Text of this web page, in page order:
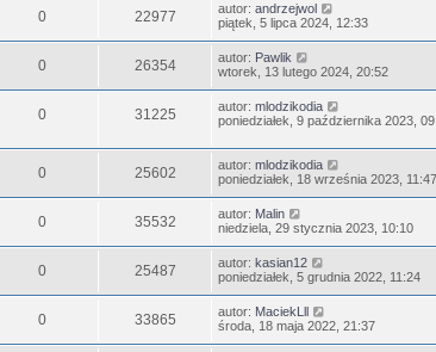
0 22977 autor: andrzejwol
piątek, 5 lipca 2024, 12:33
0 26354 autor: Pawlik
wtorek, 13 lutego 2024, 20:52
0 31225 autor: mlodzikodia
poniedziałek, 9 października 2023,
0 25602 autor: mlodzikodia
poniedziałek, 18 września 2023, 11:47
0 35532 autor: Malin
niedziela, 29 stycznia 2023, 10:10
0 25487 autor: kasian12
poniedziałek, 5 grudnia 2022, 11:24
0 33865 autor: MaciekLll
środa, 18 maja 2022, 21:37